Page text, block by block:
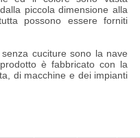
piccola dimensione alla
possono essere forniti
cuciture sono la nave
è fabbricato con la
di macchine e dei impianti